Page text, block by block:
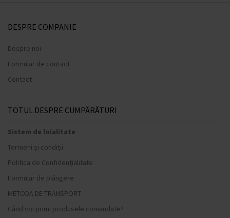
DESPRE COMPANIE
Despre noi
Formular de contact
Contact
TOTUL DESPRE CUMPĂRĂTURI
Sistem de loialitate
Termeni și condiții
Politica de Confidențialitate
Formular de plângere
METODA DE TRANSPORT
Când voi primi produsele comandate?